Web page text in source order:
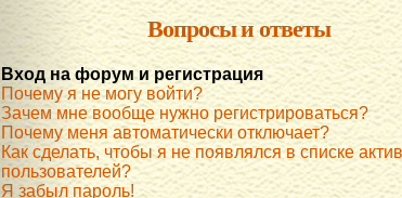
Вопросы и ответы
Вход на форум и регистрация
Почему я не могу войти?
Зачем мне вообще нужно регистрироваться?
Почему меня автоматически отключает?
Как сделать, чтобы я не появлялся в списке
пользователей?
Я забыл пароль!